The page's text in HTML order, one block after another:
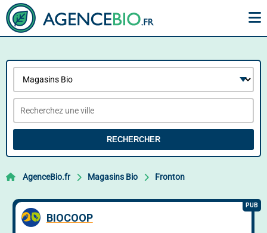
RECHERCHER
AgenceBio.fr Magasins Bio Fronton